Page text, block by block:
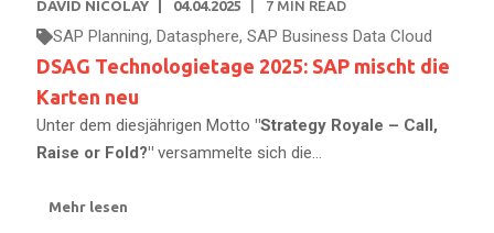
DAVID NICOLAY 04.04.2025 7 MIN READ
SAP Planning, Datasphere, SAP Business Data Cloud
DSAG Technologietage 2025: SAP mischt die
Karten neu
Unter dem diesjährigen Motto "Strategy Royale – Call,
Raise or Fold?" versammelte sich die...
Mehr lesen